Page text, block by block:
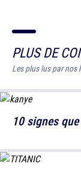
PLUS DE
Les plus lus par nos
10 signes